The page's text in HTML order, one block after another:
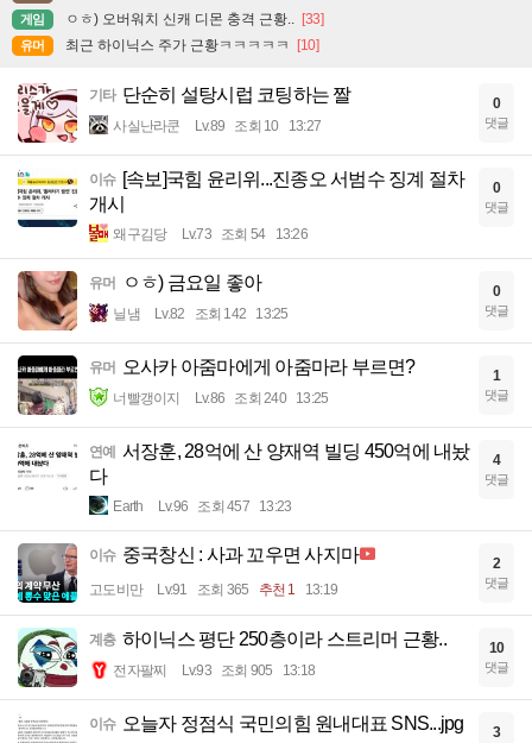
게임 ㅇㅎ) 오버워치 신캐 디몬 충격 근황.. [33]
유머 최근 하이닉스 주가 근황ㅋㅋㅋㅋㅋ [10]
기타 단순히 설탕시럽 코팅하는 짤
사실난라쿤 Lv.89 조회 10 13:27
0
댓글
이슈 [속보]국힘 윤리위...진종오 서범수 징계 절차
개시
왜구김당 Lv.73 조회 54 13:26
0
댓글
유머 ㅇㅎ) 금요일 좋아
닐냄 Lv.82 조회 142 13:25
0
댓글
유머 오사카 아줌마에게 아줌마라 부르면?
너빨갱이지 Lv.86 조회 240 13:25
1
댓글
연예
서장훈, 28억에 산 양재역 빌딩 450억에 내놨
다
Earth Lv.96 조회 457 13:23
4
댓글
이슈 중국창신 : 사과 꼬우면 사지마
고도비만 Lv.91 조회 365 추천 1 13:19
2
댓글
계층 하이닉스 평단 250층이라 스트리머 근황..
전자팔찌 Lv.93 조회 905 13:18
10
댓글
이슈 오늘자 정점식 국민의힘 원내대표 SNS...jpg 3